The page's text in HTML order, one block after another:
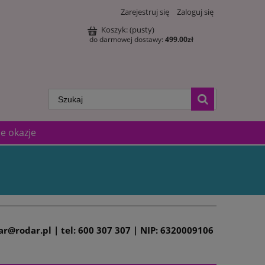
Zarejestruj się
Zaloguj się
Koszyk:(pusty)
do darmowej dostawy: 499.00zł
okazje
| tel: 600 307 307 | NIP: 6320009106